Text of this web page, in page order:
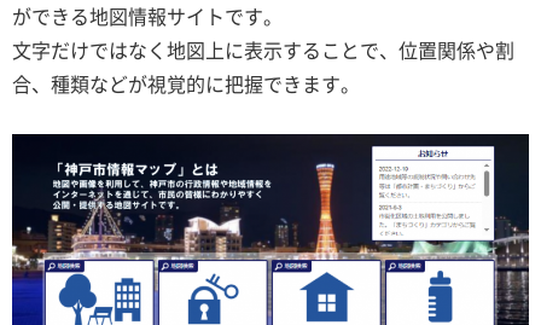
ができる地図情報サイトです。
文字だけではなく地図上に表示することで、位置関係や割
合、種類などが視覚的に把握できます。